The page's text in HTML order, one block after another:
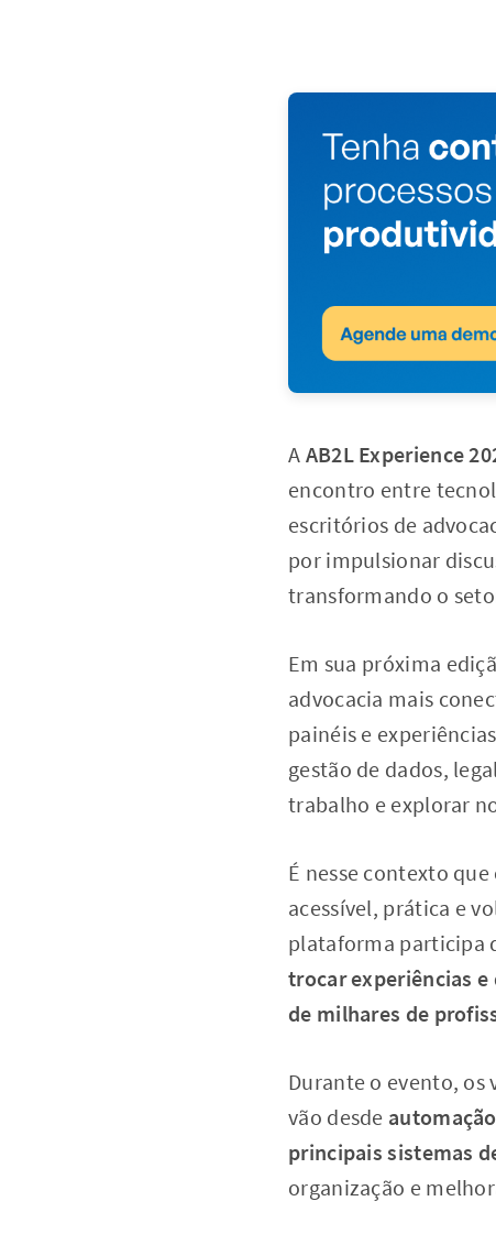
A AB2L Experience
encontro entre
escritórios de
por impulsionar
transformando o
Em sua próxima
advocacia mais
painéis e
gestão de dados,
trabalho e explorar
É nesse contexto que
acessível, prática e
plataforma participa
trocar experiências
de milhares de
Durante o evento, os
vão desde
principais sistemas
organização e